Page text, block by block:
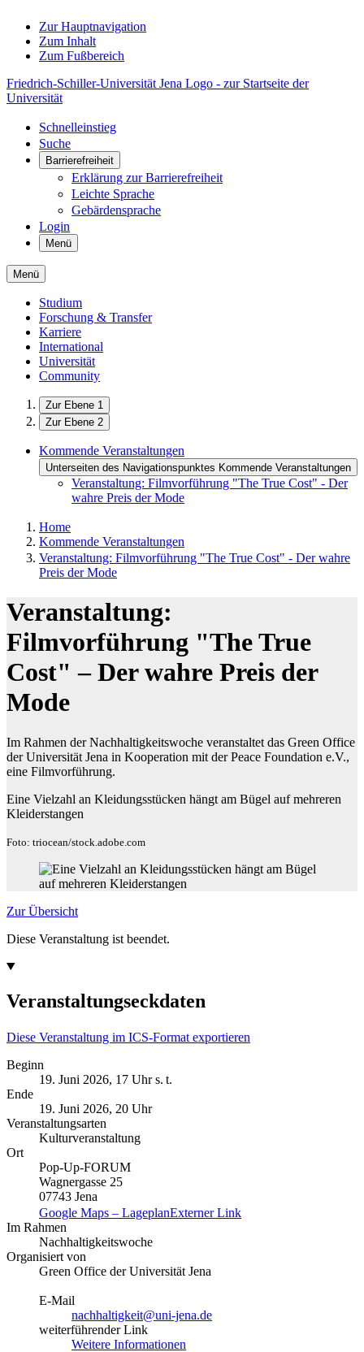
Zur Hauptnavigation
Zum Inhalt
Zum Fußbereich
Friedrich-Schiller-Universität Jena Logo - zur Startseite der
Universität
Schnelleinstieg
Suche
Barrierefreiheit
Erklärung zur Barrierefreiheit
Leichte Sprache
Gebärdensprache
Login
Menü
Menü
Studium
Forschung & Transfer
Karriere
International
Universität
Community
Zur Ebene 1
Zur Ebene 2
Kommende Veranstaltungen
Unterseiten des Navigationspunktes Kommende Veranstaltungen
Veranstaltung: Filmvorführung "The True Cost" - Der
wahre Preis der Mode
Home
Kommende Veranstaltungen
Veranstaltung: Filmvorführung "The True Cost" - Der wahre
Preis der Mode
Veranstaltung:
Filmvorführung "The True
Cost" – Der wahre Preis der
Mode
Im Rahmen der Nachhaltigkeitswoche veranstaltet das Green Office
der Universität Jena in Kooperation mit der Peace Foundation e.V.,
eine Filmvorführung.
Eine Vielzahl an Kleidungsstücken hängt am Bügel auf mehreren
Kleiderstangen
Foto: triocean/stock.adobe.com
Zur Übersicht
Diese Veranstaltung ist beendet.
Veranstaltungseckdaten
Diese Veranstaltung im ICS-Format exportieren
Beginn
19. Juni 2026, 17 Uhr s. t.
Ende
19. Juni 2026, 20 Uhr
Veranstaltungsarten
Kulturveranstaltung
Ort
Pop-Up-FORUM
Wagnergasse 25
07743 Jena
Google Maps – LageplanExterner Link
Im Rahmen
Nachhaltigkeitswoche
Organisiert von
Green Office der Universität Jena
E-Mail
nachhaltigkeit@uni-jena.de
weiterführender Link
Weitere Informationen